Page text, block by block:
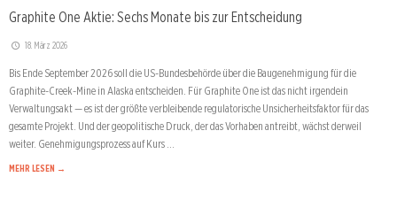
Graphite One Aktie: Sechs Monate bis zur Entscheidung
18. März 2026
Bis Ende September 2026 soll die US-Bundesbehörde über die Baugenehmigung für die
Graphite-Creek-Mine in Alaska entscheiden. Für Graphite One ist das nicht irgendein
Verwaltungsakt — es ist der größte verbleibende regulatorische Unsicherheitsfaktor für das
gesamte Projekt. Und der geopolitische Druck, der das Vorhaben antreibt, wächst derweil
weiter. Genehmigungsprozess auf Kurs …
MEHR LESEN →